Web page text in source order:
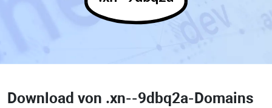
Download von .xn--9dbq2a-Domains